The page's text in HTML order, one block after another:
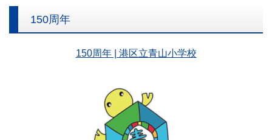
150周年
150周年 | 港区立青山小学校